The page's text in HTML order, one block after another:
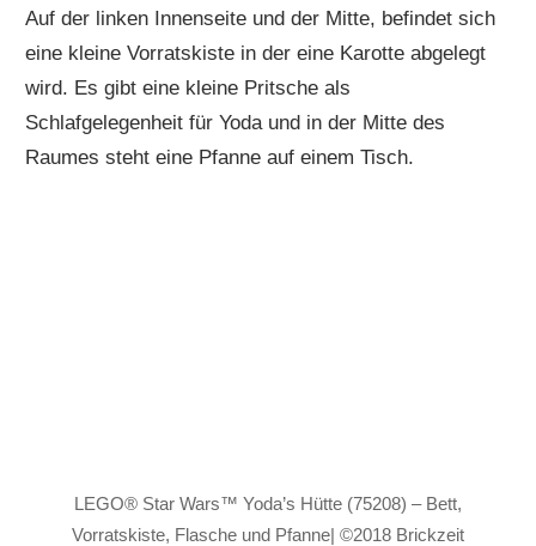
Auf der linken Innenseite und der Mitte, befindet sich
eine kleine Vorratskiste in der eine Karotte abgelegt
wird. Es gibt eine kleine Pritsche als
Schlafgelegenheit für Yoda und in der Mitte des
Raumes steht eine Pfanne auf einem Tisch.
LEGO® Star Wars™ Yoda’s Hütte (75208) – Bett,
Vorratskiste, Flasche und Pfanne| ©2018 Brickzeit